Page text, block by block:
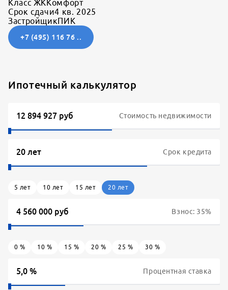
Класс ЖККомфорт
Срок сдачи4 кв. 2025
ЗастройщикПИК
+7 (495) 116 76 ..
Ипотечный калькулятор
Стоимость недвижимости
Взнос: 35%
0 % 10 % 15 % 20 % 25 % 30 %
Срок кредита
5 лет 10 лет 15 лет 20 лет
Процентная ставка